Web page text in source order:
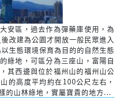
安區，過去作為彈藥庫使用，為
改建為公園才開放一般民眾進入
生態環境保育為目的的自然生態
綠地，可區分為三座山，富陽自
其西邊與位於福州山的福州山公
的高度平均約在100公尺左右，
的山林綠地，實屬寶貴的地方...